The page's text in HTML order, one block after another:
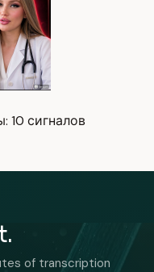
10 сигналов
of transcription